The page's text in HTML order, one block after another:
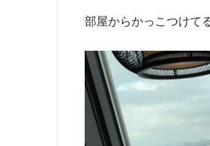
部屋からかっこつけて